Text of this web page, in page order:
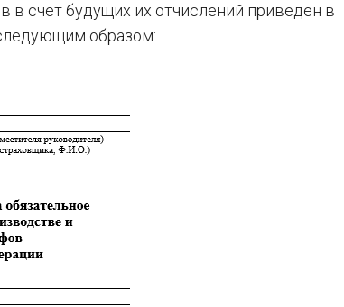
в счёт будущих их отчислений приведён в
образом: